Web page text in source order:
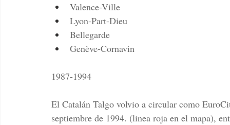
Valence-Ville
Lyon-Part-Dieu
Bellegarde
Genève-Cornavin
1987-1994
El Catalán Talgo volvio a circular como
septiembre de 1994. (linea roja en el mapa),